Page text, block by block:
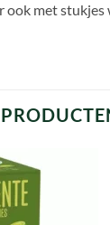
ook met